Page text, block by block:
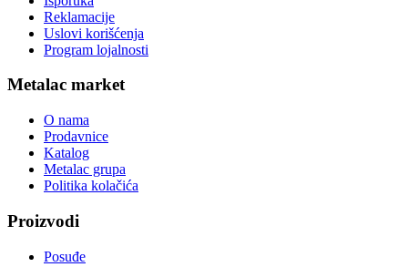
Reklamacije
Uslovi korišćenja
Program lojalnosti
Metalac market
O nama
Prodavnice
Katalog
Metalac grupa
Politika kolačića
Proizvodi
Posuđe